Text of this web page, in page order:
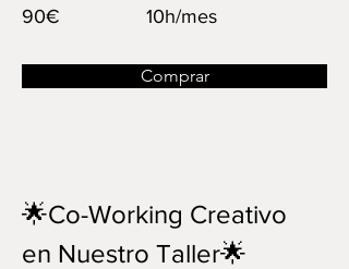
90€ 10h/mes
Comprar
🌟Co-Working Creativo
en Nuestro Taller🌟